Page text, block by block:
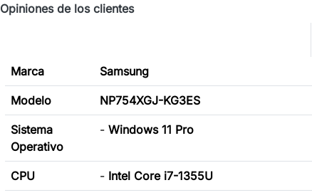
Opiniones de los clientes
Marca Samsung
Modelo NP754XGJ-KG3ES
Sistema
Operativo
-Windows 11 Pro
CPU - Intel Core i7-1355U